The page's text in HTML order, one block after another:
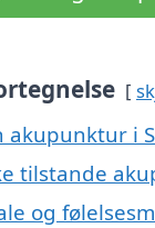
akupunktur i
tilstande
og